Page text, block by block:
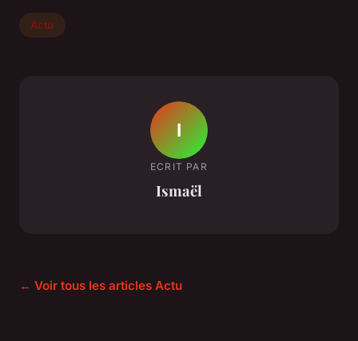
Actu
I
ECRIT PAR
Ismaël
← Voir tous les articles Actu